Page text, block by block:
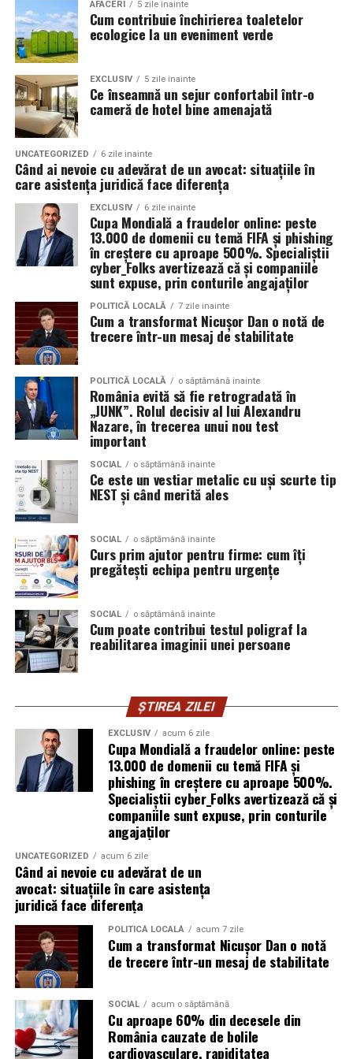
Valoarea 30 indică comportamentul uleiului la
temperatura normală de funcționare a motorului.
Rezultatul este un echilibru foarte bun între protecție și
economie de combustibil.
Pentru ce motoare este recomandat Ravenol VMP
USVO 5W30?
Tipul deulei de motor Ravenol
recomandat pentru numeroase motoare moderne care
necesită un ulei 5W30 cu aprobări OEM specifice.
În funcție de specificațiile constructorului, poate fi
utilizat pe vehicule ale unor mărci precum:
Mercedes-Benz;
Volkswagen;
Audi;
Skoda;
Seat;
Porsche;
Opel;
Ford;
Renault și altele.
Compatibilitatea exactă trebuie verificată întotdeauna
în manualul vehiculului sau în documentația tehnică a
producătorului.
Este potrivit pentru motoarele diesel?
Da.
motoare diesel moderne.
Avantaje:
compatibilitate cu DPF;
protecție pentru turbocompresor;
reducerea depunerilor;
stabilitate la temperaturi ridicate;
protecție împotriva uzurii.
Aceste caracteristici îl recomandă pentru utilizarea pe
numeroase motoare diesel Euro 5 și Euro 6.
Este potrivit pentru motoarele pe benzină?
Da.
Motoarele moderne pe benzină solicită intens uleiul, în
special cele echipate cu:
În plus, prin alegerea facilităților ecologice,
organizatorii unui eveniment pot reduce semnificativ
impactul negativ asupra mediului în comparație cu
soluțiile tradiționale, care sunt mult mai dăunătoare
pentru natură. Astfel, toaletele ecologice contribuie la
promovarea unui comportament responsabil din punct
de vedere ecologic și ajută la protejarea resurselor
naturale.
Impactul pozitiv asupra imaginii evenimentului
Alegerea unor soluții ecologice, precum tipul ecologic
de toaletă, poate aduce beneficii semnificative imaginii
unui eveniment. Într-o eră în care participanții devin din
ce în ce mai conștienți de problemele de mediu,
organizatorii care aleg să adopte soluții sustenabile, cum
ar fi închirierea toaletelor din gama ecologică, pot
câștiga aprecierea publicului.
Aceasta nu doar că îmbunătățește percepția față de
eveniment, dar poate și atrage mai mulți participanți
care sunt interesați de susținerea unor cauze ecologice.
Promovând un eveniment “verde”, organizatorii pot
atrage atenția asupra angajamentului față de protejarea
mediului și față de responsabilitatea socială.
Participanții vor aprecia cu siguranță faptul că
organizatorii au ales să adopte soluții care protejează
natura. De asemenea, acest lucru poate contribui la
creșterea reputației evenimentului și la creșterea
numărului de participanți în edițiile viitoare.
Confortul participanților
Deși un eveniment verde presupune economii de costuri
și un impact pozitiv asupra mediului, nu trebuie să se
facă compromisuri în ceea ce privește confortul
pentru a oferi un nivel ridicat de confort, similar celor
tradiționale.
Aceste toalete sunt echipate cu ventilație
corespunzătoare pentru a preveni mirosurile neplăcute
și pot include facilități suplimentare, cum ar fi iluminare
solară sau podele antiderapante. De asemenea, multe
facilități ecologice sunt echipate cu sisteme moderne de
curățare și întreținere, astfel încât igiena să fie mereu la
un nivel ridicat.
În plus, o toaletă ecologică este foarte ușor de
amplasat, ceea ce înseamnă că aceste toalete pot fi
plasate strategic în locații convenabile pentru
participanți, fără a afecta fluxul evenimentului.
Încurajarea comportamentului responsabil al
participanților
Un alt beneficiu important al închirierii categoriei de
AFACERI 5 zile inainte
Cum contribuie închirierea toaletelor
ecologice la un eveniment verde
EXCLUSIV 5 zile inainte
Ce înseamnă un sejur confortabil într-o
cameră de hotel bine amenajată
UNCATEGORIZED 6 zile inainte
Când ai nevoie cu adevărat de un avocat: situațiile în
care asistența juridică face diferența
EXCLUSIV 6 zile inainte
Cupa Mondială a fraudelor online: peste
13.000 de domenii cu temă FIFA și phishing
în creștere cu aproape 500%. Specialiștii
cyber_Folks avertizează că și companiile
sunt expuse, prin conturile angajaților
POLITICĂ LOCALĂ 7 zile inainte
Cum a transformat Nicușor Dan o notă de
trecere într-un mesaj de stabilitate
POLITICĂ LOCALĂ o săptămână inainte
România evită să fie retrogradată în
„JUNK”. Rolul decisiv al lui Alexandru
Nazare, în trecerea unui nou test
important
SOCIAL o săptămână inainte
Ce este un vestiar metalic cu uși scurte tip
NEST și când merită ales
SOCIAL o săptămână inainte
Curs prim ajutor pentru firme: cum îți
pregătești echipa pentru urgențe
SOCIAL o săptămână inainte
Cum poate contribui testul poligraf la
reabilitarea imaginii unei persoane
ȘTIREA ZILEI
EXCLUSIV acum 6 zile
Cupa Mondială a fraudelor online: peste
13.000 de domenii cu temă FIFA și
phishing în creștere cu aproape 500%.
Specialiștii cyber_Folks avertizează că și
companiile sunt expuse, prin conturile
angajaților
UNCATEGORIZED acum 6 zile
Când ai nevoie cu adevărat de un
avocat: situațiile în care asistența
juridică face diferența
POLITICĂ LOCALĂ acum 7 zile
Cum a transformat Nicușor Dan o notă
de trecere într-un mesaj de stabilitate
SOCIAL acum o săptămână
Cu aproape 60% din decesele din
România cauzate de bolile
cardiovasculare, rapiditatea